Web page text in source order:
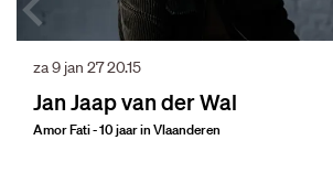
Jan Jaap van der Wal
Amor Fati - 10 jaar in Vlaanderen
za 9 jan 2720.15